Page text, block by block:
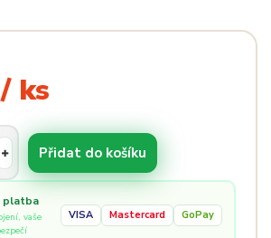
ks
Přidat do košíku
platba
vaše
VISA Mastercard GoPay